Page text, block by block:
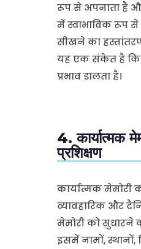
रूप से अपनाता है
में स्वाभाविक रूप
सीखने का
यह एक संकेत है कि
प्रभाव डालता है।
4. कार्यात्मक
प्रशिक्षण
कार्यात्मक मेमोरी
व्यावहारिक और
मेमोरी को सुधारने
इसमें नामों, स्थानों,